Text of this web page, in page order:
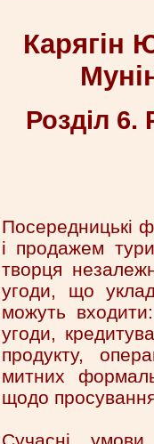
Карягін
Розділ
Посередницькі
і продажем
творця
угоди, що
можуть
угоди,
продукту,
митних
щодо